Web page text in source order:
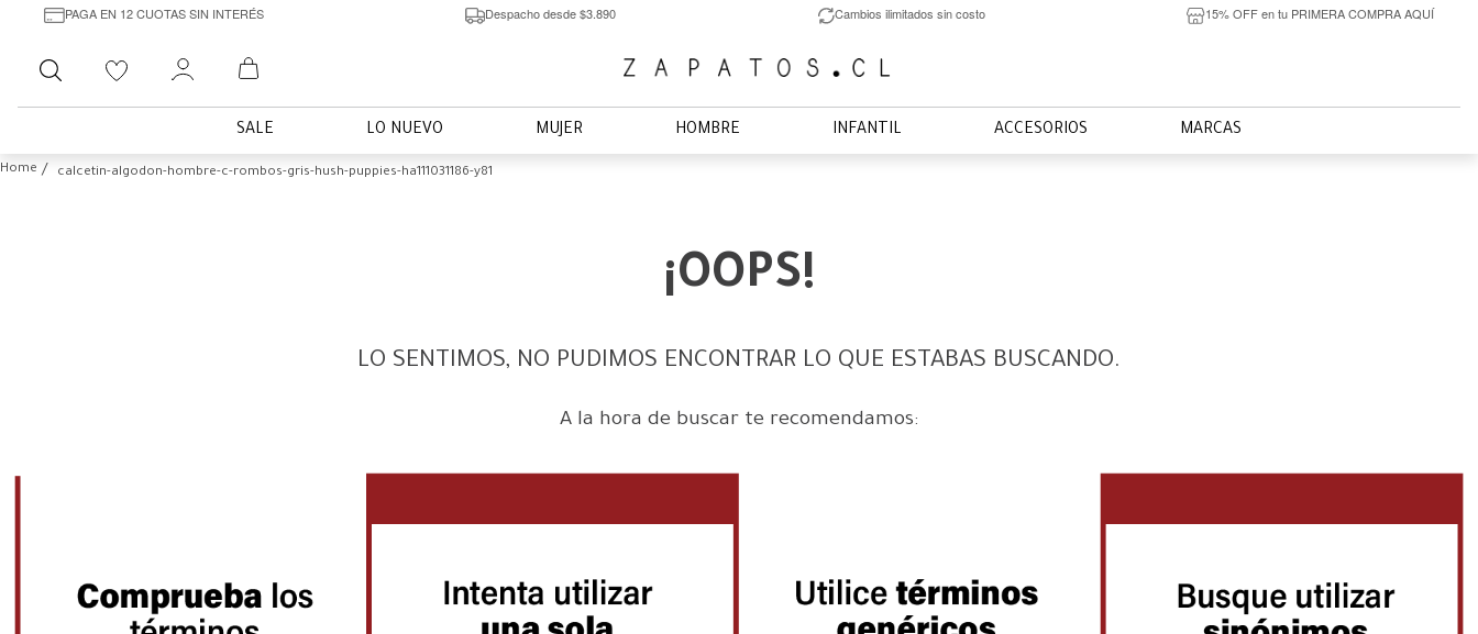
PAGA EN 12 CUOTAS SIN INTERÉS Despacho desde $3.890 Cambios ilimitados sin costo 15% OFF en tu PRIMERA COMPRA AQUÍ
Buscar
SALE LO NUEVO MUJER HOMBRE INFANTIL ACCESORIOS MARCAS
calcetin-algodon-hombre-c-rombos-gris-hush-puppies-ha111031186-y81
¡OOPS!
LO SENTIMOS, NO PUDIMOS ENCONTRAR LO QUE ESTABAS BUSCANDO.
A la hora de buscar te recomendamos: